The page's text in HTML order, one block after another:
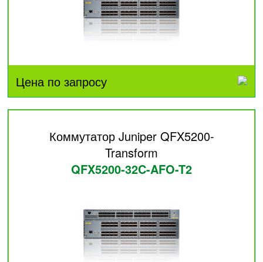
Цена по запросу
Коммутатор Juniper QFX5200-
Transform
QFX5200-32C-AFO-T2